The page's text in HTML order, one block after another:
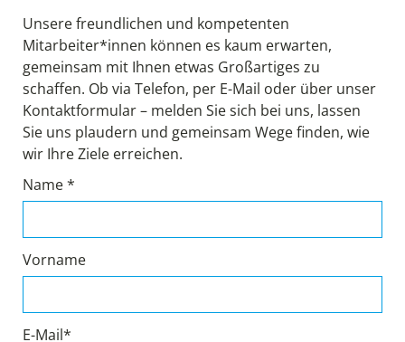
Unsere freundlichen und kompetenten
Mitarbeiter*innen können es kaum erwarten,
gemeinsam mit Ihnen etwas Großartiges zu
schaffen. Ob via Telefon, per E-Mail oder über unser
Kontaktformular – melden Sie sich bei uns, lassen
Sie uns plaudern und gemeinsam Wege finden, wie
wir Ihre Ziele erreichen.
Name *
Vorname
E-Mail*